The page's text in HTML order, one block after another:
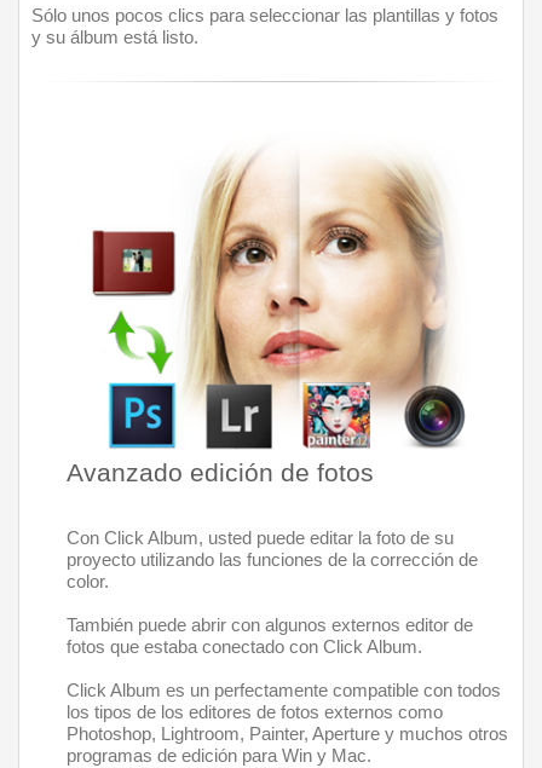
Sólo unos pocos clics para seleccionar las plantillas y fotos
y su álbum está listo.
Avanzado edición de fotos
Con Click Album, usted puede editar la foto de su
proyecto utilizando las funciones de la corrección de
color.
También puede abrir con algunos externos editor de
fotos que estaba conectado con Click Album.
Click Album es un perfectamente compatible con todos
los tipos de los editores de fotos externos como
Photoshop, Lightroom, Painter, Aperture y muchos otros
programas de edición para Win y Mac.